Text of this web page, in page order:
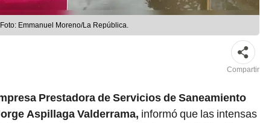
Emmanuel Moreno/La República.
Compartir
Prestadora de Servicios de Saneamiento
Aspillaga Valderrama, informó que las intensas